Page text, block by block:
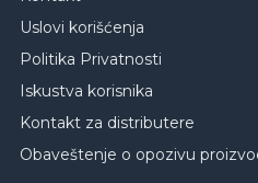
Uslovi korišćenja
Politika Privatnosti
Iskustva korisnika
Kontakt za distributere
Obaveštenje o opozivu